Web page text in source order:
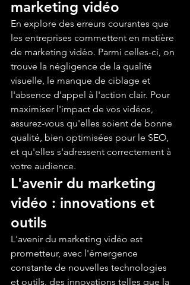
marketing vidéo
En explore des erreurs courantes que
les entreprises commettent en matière
de marketing vidéo. Parmi celles-ci, on
trouve la négligence de la qualité
visuelle, le manque de ciblage et
l'absence d'appel à l'action clair. Pour
maximiser l'impact de vos vidéos,
assurez-vous qu'elles soient de bonne
qualité, bien optimisées pour le SEO,
et qu'elles s'adressent correctement à
votre audience.
L'avenir du marketing
vidéo : innovations et
outils
L'avenir du marketing vidéo est
prometteur, avec l'émergence
constante de nouvelles technologies
et outils. des innovations telles que la